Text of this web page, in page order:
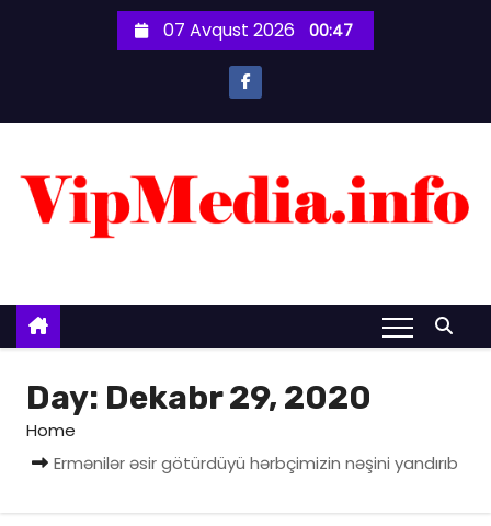
n
07 Avqust 2026 00:47
Day: Dekabr 29, 2020
Home
Ermənilər əsir götürdüyü hərbçimizin nəşini yandırıb